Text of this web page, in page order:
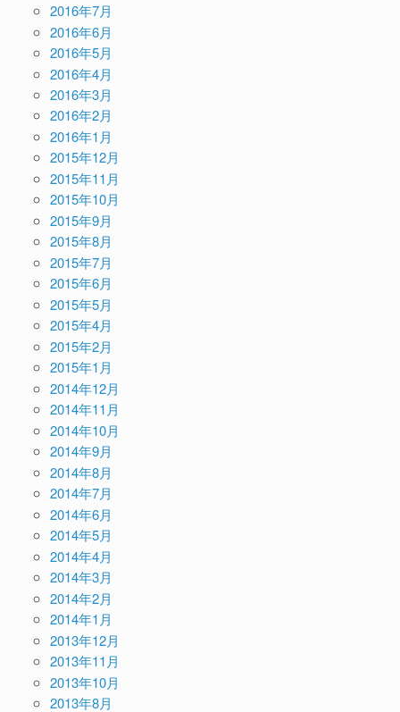
2016年7月
2016年6月
2016年5月
2016年4月
2016年3月
2016年2月
2016年1月
2015年12月
2015年11月
2015年10月
2015年9月
2015年8月
2015年7月
2015年6月
2015年5月
2015年4月
2015年2月
2015年1月
2014年12月
2014年11月
2014年10月
2014年9月
2014年8月
2014年7月
2014年6月
2014年5月
2014年4月
2014年3月
2014年2月
2014年1月
2013年12月
2013年11月
2013年10月
2013年8月